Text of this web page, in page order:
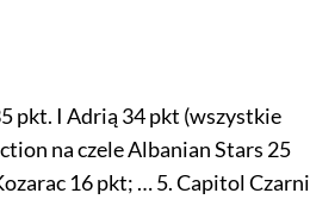
pkt. I Adrią 34 pkt (wszystkie
na czele Albanian Stars 25
16 pkt; … 5. Capitol Czarni